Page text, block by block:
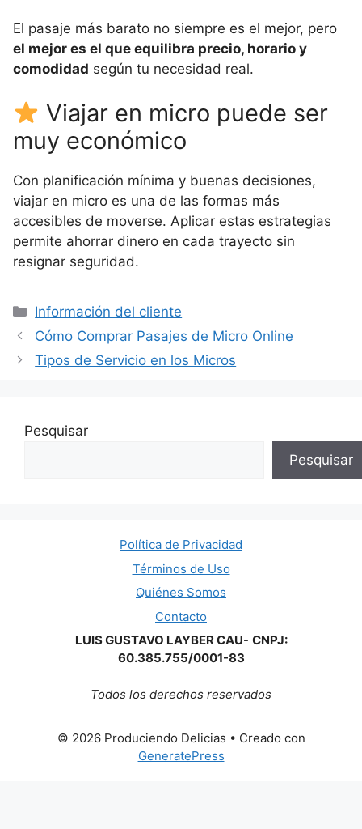
El pasaje más barato no siempre es el mejor, pero
el mejor es el que equilibra precio, horario y
comodidad según tu necesidad real.
Viajar en micro puede ser
muy económico
Con planificación mínima y buenas decisiones,
viajar en micro es una de las formas más
accesibles de moverse. Aplicar estas estrategias
permite ahorrar dinero en cada trayecto sin
resignar seguridad.
Categorías
Información del cliente
Cómo Comprar Pasajes de Micro Online
Tipos de Servicio en los Micros
Pesquisar
Pesquisar
Política de Privacidad
Términos de Uso
Quiénes Somos
Contacto
LUIS GUSTAVO LAYBER CAU- CNPJ:
60.385.755/0001-83
Todos los derechos reservados
© 2026 Produciendo Delicias • Creado con
GeneratePress